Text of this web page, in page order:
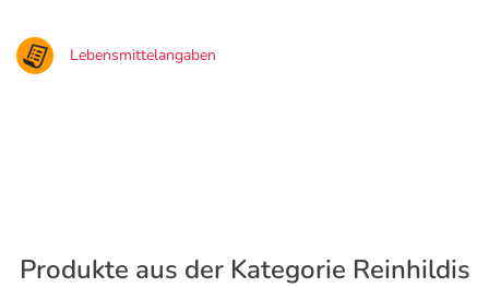
Lebensmittelangaben
Produkte aus der Kategorie Reinhildis